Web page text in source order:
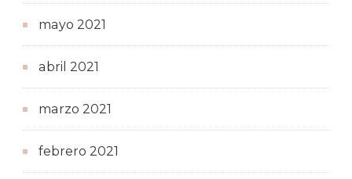
mayo 2021
abril 2021
marzo 2021
febrero 2021